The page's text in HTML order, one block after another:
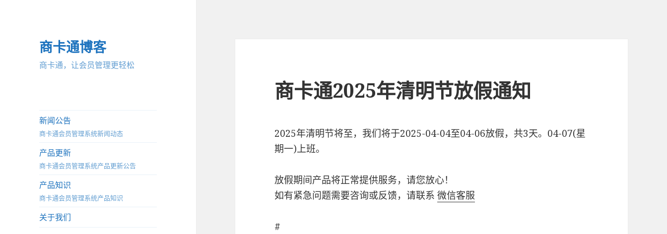
商卡通博客
商卡通，让会员管理更轻松
新闻公告
商卡通会员管理系统新闻动态
产品更新
商卡通会员管理系统产品更新公告
产品知识
商卡通会员管理系统产品知识
关于我们
商卡通2025年清明节放假通知
2025年清明节将至，我们将于2025-04-04至04-06放假，共3天。04-07(星
期一)上班。
放假期间产品将正常提供服务，请您放心！
如有紧急问题需要咨询或反馈，请联系微信客服
#